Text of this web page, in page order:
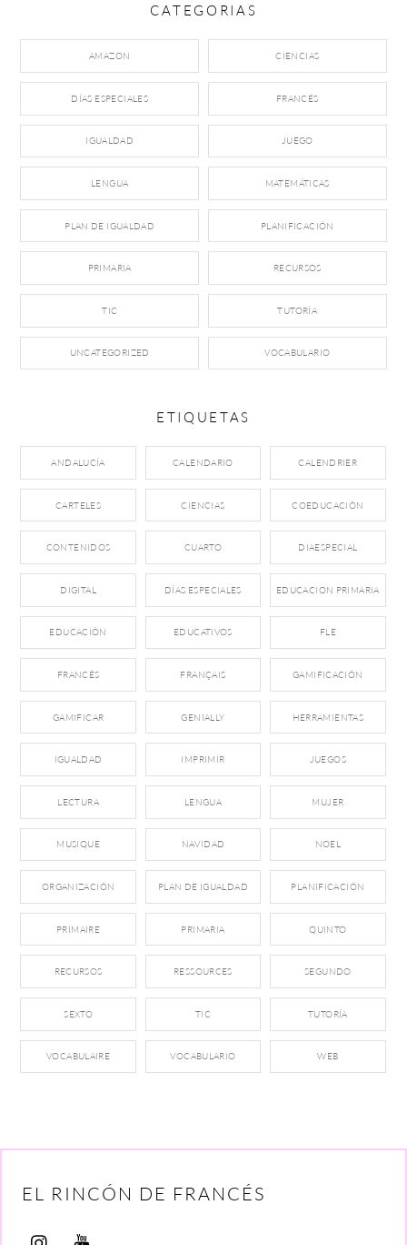
CATEGORIAS
AMAZON CIENCIAS
DÍAS ESPECIALES FRANCÉS
IGUALDAD JUEGO
LENGUA MATEMÁTICAS
PLAN DE IGUALDAD PLANIFICACIÓN
PRIMARIA RECURSOS
TIC TUTORÍA
UNCATEGORIZED VOCABULARIO
ETIQUETAS
ANDALUCÍA CALENDARIO CALENDRIER
CARTELES CIENCIAS COEDUCACIÓN
CONTENIDOS CUARTO DIAESPECIAL
DIGITAL DÍAS ESPECIALES EDUCACION PRIMARIA
EDUCACIÓN EDUCATIVOS FLE
FRANCÉS FRANÇAIS GAMIFICACIÓN
GAMIFICAR GENIALLY HERRAMIENTAS
IGUALDAD IMPRIMIR JUEGOS
LECTURA LENGUA MUJER
MUSIQUE NAVIDAD NOEL
ORGANIZACIÓN PLAN DE IGUALDAD PLANIFICACIÓN
PRIMAIRE PRIMARIA QUINTO
RECURSOS RESSOURCES SEGUNDO
SEXTO TIC TUTORÍA
VOCABULAIRE VOCABULARIO WEB
EL RINCÓN DE FRANCÉS